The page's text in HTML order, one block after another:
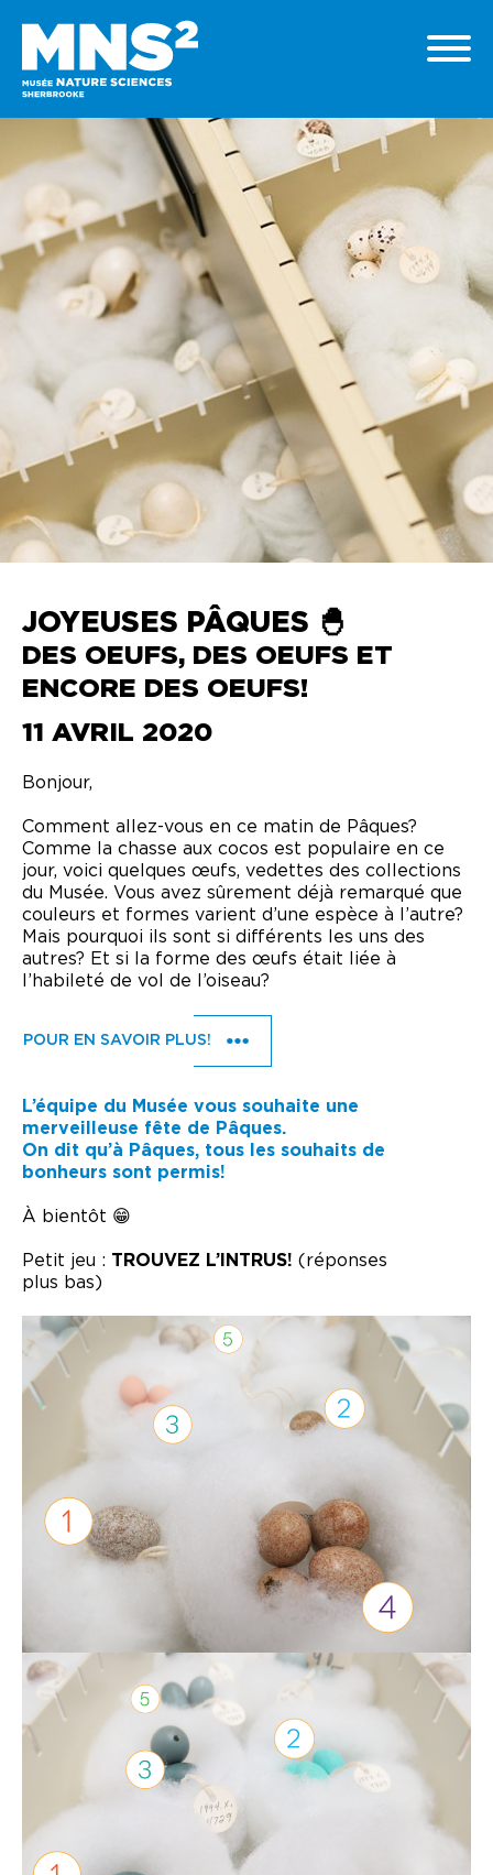
JOYEUSES PÂQUES 🐣
DES OEUFS, DES OEUFS ET
ENCORE DES OEUFS!
11 AVRIL 2020
Bonjour,
Comment allez-vous en ce matin de Pâques?
Comme la chasse aux cocos est populaire en ce
jour, voici quelques œufs, vedettes des collections
du Musée. Vous avez sûrement déjà remarqué que
couleurs et formes varient d’une espèce à l’autre?
Mais pourquoi ils sont si différents les uns des
autres? Et si la forme des œufs était liée à
l’habileté de vol de l’oiseau?
POUR EN SAVOIR PLUS!
L’équipe du Musée vous souhaite une
merveilleuse fête de Pâques.
On dit qu’à Pâques, tous les souhaits de
bonheurs sont permis!
À bientôt 😁
Petit jeu : TROUVEZ L’INTRUS! (réponses
plus bas)